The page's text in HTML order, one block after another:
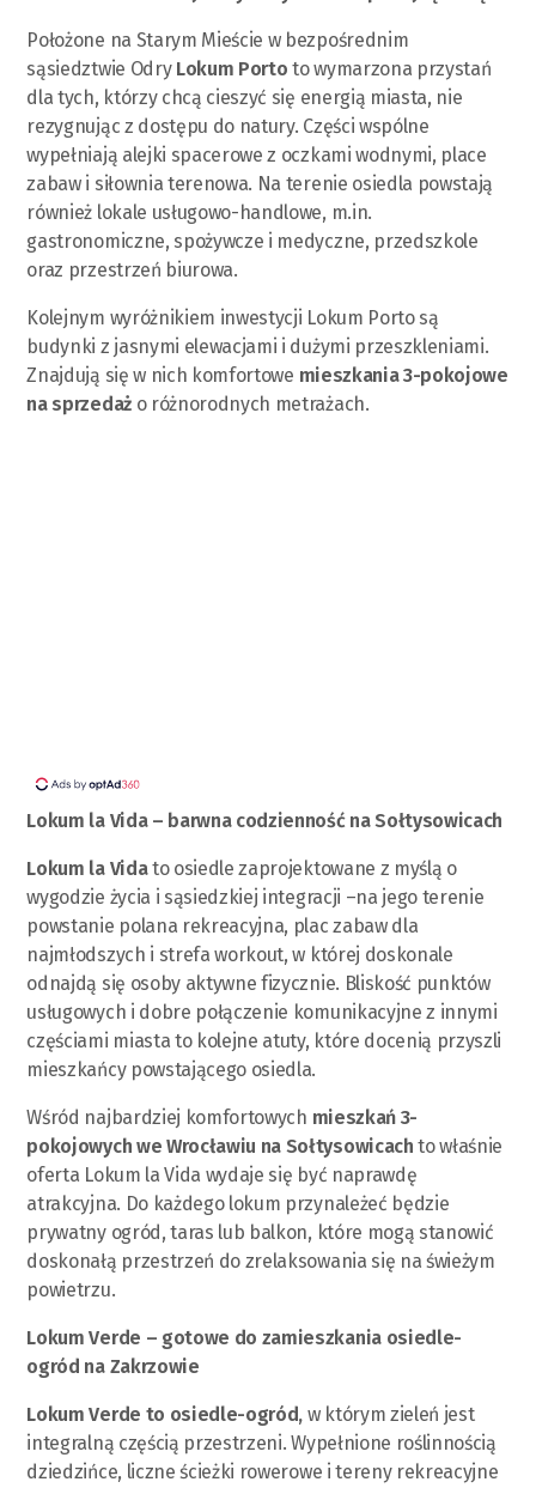
Położone na Starym Mieście w bezpośrednim
sąsiedztwie Odry Lokum Portoto wymarzona przystań
dla tych, którzy chcą cieszyć się energią miasta, nie
rezygnując z dostępu do natury. Części wspólne
wypełniają alejki spacerowe z oczkami wodnymi, place
zabaw i siłownia terenowa. Na terenie osiedla powstają
również lokale usługowo-handlowe, m.in.
gastronomiczne, spożywcze i medyczne, przedszkole
oraz przestrzeń biurowa.
Kolejnym wyróżnikiem inwestycji Lokum Porto są
budynki z jasnymi elewacjami i dużymi przeszkleniami.
Znajdują się w nich komfortowe mieszkania 3-pokojowe
na sprzedaż o różnorodnych metrażach.
Lokum la Vida – barwna codzienność na Sołtysowicach
Lokum la Vidato osiedle zaprojektowane z myślą o
wygodzie życia i sąsiedzkiej integracji –na jego terenie
powstanie polana rekreacyjna, plac zabaw dla
najmłodszych i strefa workout, w której doskonale
odnajdą się osoby aktywne fizycznie. Bliskość punktów
usługowych i dobre połączenie komunikacyjne z innymi
częściami miasta to kolejne atuty, które docenią przyszli
mieszkańcy powstającego osiedla.
Wśród najbardziej komfortowych mieszkań 3-
pokojowych we Wrocławiu na Sołtysowicachto właśnie
oferta Lokum la Vida wydaje się być naprawdę
atrakcyjna. Do każdego lokum przynależeć będzie
prywatny ogród, taras lub balkon, które mogą stanowić
doskonałą przestrzeń do zrelaksowania się na świeżym
powietrzu.
Lokum Verde – gotowe do zamieszkania osiedle-
ogród na Zakrzowie
Lokum Verde to osiedle-ogród, w którym zieleń jest
integralną częścią przestrzeni. Wypełnione roślinnością
dziedzińce, liczne ścieżki rowerowe i tereny rekreacyjne